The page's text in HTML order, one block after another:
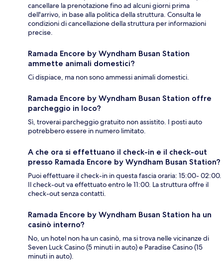
cancellare la prenotazione fino ad alcuni giorni prima
dell'arrivo, in base alla politica della struttura. Consulta le
condizioni di cancellazione della struttura per informazioni
precise.
Ramada Encore by Wyndham Busan Station
ammette animali domestici?
Ci dispiace, ma non sono ammessi animali domestici.
Ramada Encore by Wyndham Busan Station offre
parcheggio in loco?
Sì, troverai parcheggio gratuito non assistito. I posti auto
potrebbero essere in numero limitato.
A che ora si effettuano il check-in e il check-out
presso Ramada Encore by Wyndham Busan Station?
Puoi effettuare il check-in in questa fascia oraria: 15:00- 02:00.
Il check-out va effettuato entro le 11:00. La struttura offre il
check-out senza contatti.
Ramada Encore by Wyndham Busan Station ha un
casinò interno?
No, un hotel non ha un casinò, ma si trova nelle vicinanze di
Seven Luck Casino (5 minuti in auto) e Paradise Casino (15
minuti in auto).